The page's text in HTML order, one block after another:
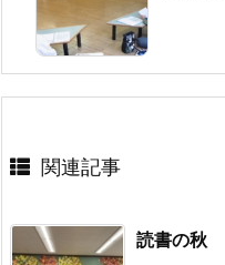
関連記事
読書の秋